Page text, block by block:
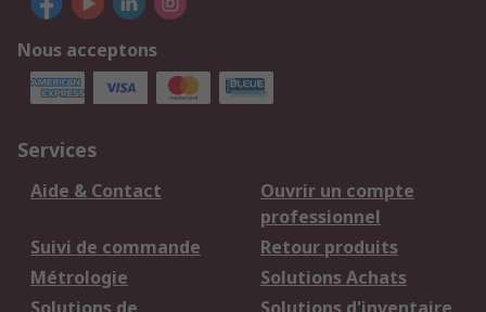
Nous acceptons
Services
Aide & Contact
Ouvrir un compte
professionnel
Suivi de commande
Retour produits
Métrologie
Solutions Achats